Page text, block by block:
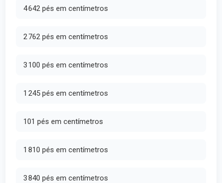
4 642 pés em centímetros
2 762 pés em centímetros
3 100 pés em centímetros
1 245 pés em centímetros
101 pés em centímetros
1 810 pés em centímetros
3 840 pés em centímetros